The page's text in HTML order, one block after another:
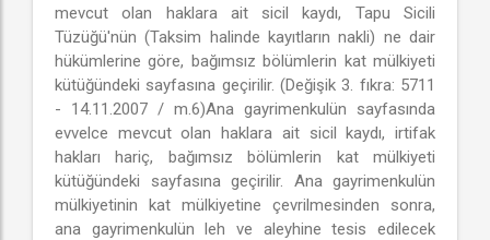
mevcut olan haklara ait sicil kaydı, Tapu Sicili
Tüzüğü'nün (Taksim halinde kayıtların nakli) ne dair
hükümlerine göre, bağımsız bölümlerin kat mülkiyeti
kütüğündeki sayfasına geçirilir. (Değişik 3. fıkra: 5711
- 14.11.2007 / m.6)Ana gayrimenkulün sayfasında
evvelce mevcut olan haklara ait sicil kaydı, irtifak
hakları hariç, bağımsız bölümlerin kat mülkiyeti
kütüğündeki sayfasına geçirilir. Ana gayrimenkulün
mülkiyetinin kat mülkiyetine çevrilmesinden sonra,
ana gayrimenkulün leh ve aleyhine tesis edilecek